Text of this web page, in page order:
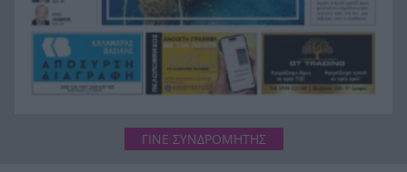
ΓΙΝΕ ΣΥΝΔΡΟΜΗΤΗΣ